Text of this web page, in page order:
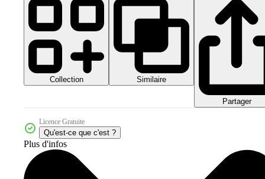
Collection Similaire
Partager
Licence Gratuite
Qu'est-ce que c'est ?
Plus d'infos